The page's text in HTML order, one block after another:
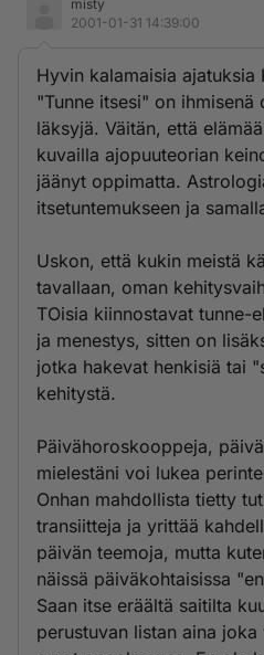
misty
2001-01-31 14:39:00
Hyvin kalamaisia ajatuksia
"Tunne itsesi" on ihmisenä
läksyjä. Väitän, että
kuvailla ajopuuteorian
jäänyt oppimatta.
itsetuntemukseen ja
Uskon, että kukin meistä
tavallaan, oman
TOisia kiinnostavat tunne-
ja menestys, sitten on
jotka hakevat henkisiä tai
kehitystä.
Päivähoroskooppeja,
mielestäni voi lukea
Onhan mahdollista tietty
transiitteja ja yrittää
päivän teemoja, mutta
näissä päiväkohtaisissa
Saan itse eräältä saitilta
perustuvan listan aina